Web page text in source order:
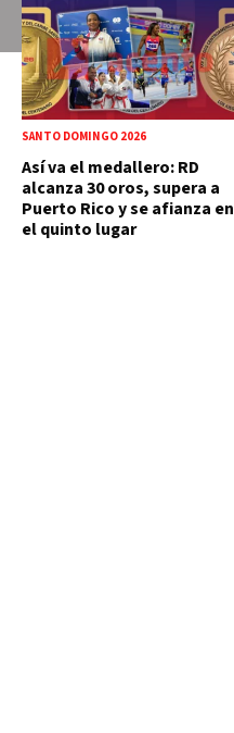
SANTO DOMINGO 2026
Así va el medallero: RD
alcanza 30 oros, supera a
Puerto Rico y se afianza en
el quinto lugar